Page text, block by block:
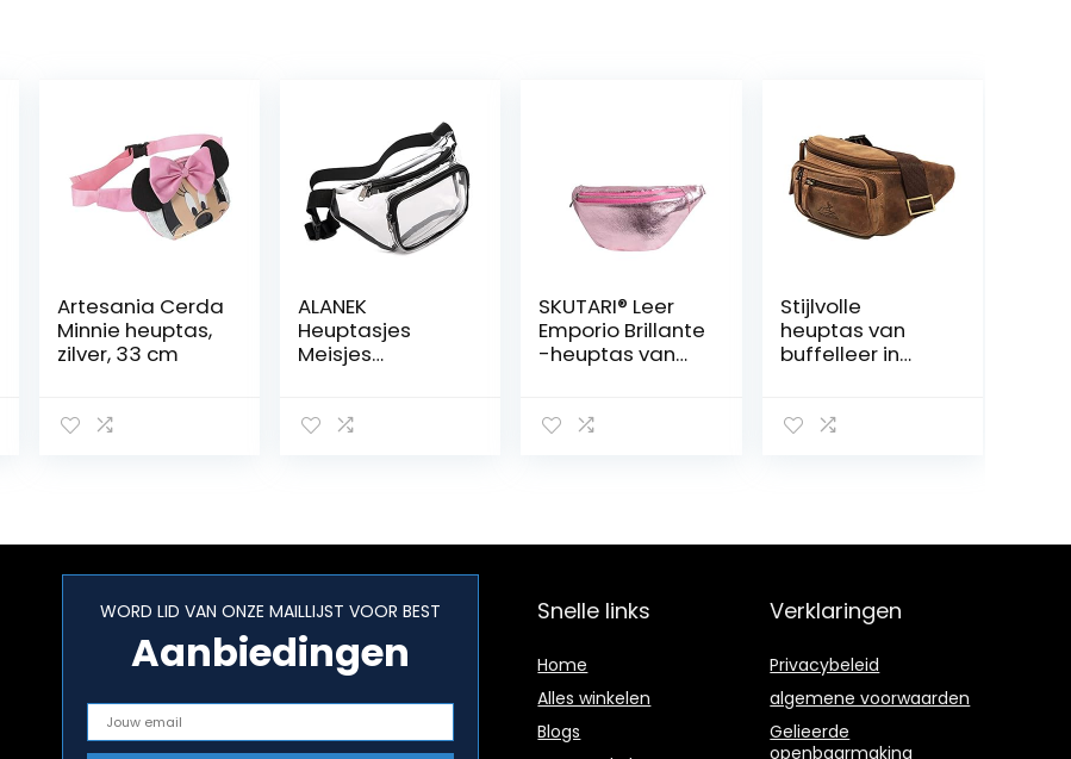
Artesania Cerda
Minnie heuptas,
zilver, 33 cm
ALANEK
Heuptasjes
Meisjes
Doorzichtig
Doorzichtig
Portemonnee
met Verstelbare
Riemtas voor
Dames Heren
SKUTARI® Leer
Emporio Brillante
-heuptas van
met binnenvak,
(brons) – MADE
Stijlvolle
heuptas van
buffelleer in
voor dames en
heuptas
WORD LID VAN ONZE MAILLIJST VOOR BEST
Aanbiedingen
Snelle links
Home
Alles winkelen
Blogs
Verklaringen
Privacybeleid
algemene voorwaarden
Gelieerde
openbaarmaking